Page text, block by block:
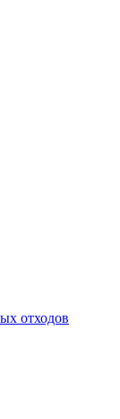
отходов